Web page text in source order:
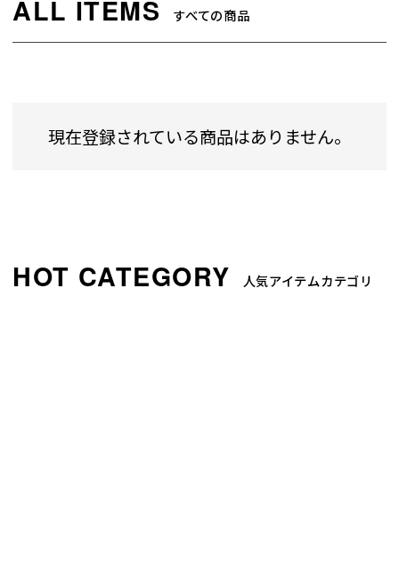
すべての商品
現在登録されている商品はありません。
人気アイテムカテゴリ